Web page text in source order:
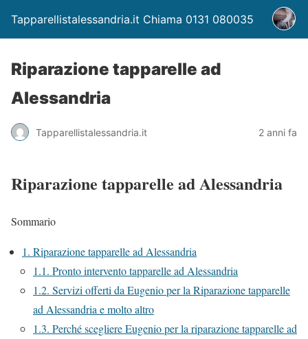
Tapparellistalessandria.it Chiama 0131 080035
Riparazione tapparelle ad
Alessandria
Tapparellistalessandria.it 2 anni fa
Riparazione tapparelle ad Alessandria
Sommario
1. Riparazione tapparelle ad Alessandria
1.1. Pronto intervento tapparelle ad Alessandria
1.2. Servizi offerti da Eugenio per la Riparazione tapparelle
ad Alessandria e molto altro
1.3. Perché scegliere Eugenio per la riparazione tapparelle ad